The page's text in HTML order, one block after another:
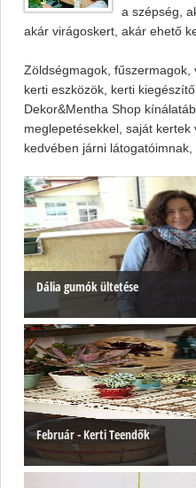
a szépség,
akár virágoskert, akár ehető
Zöldségmagok, fűszermagok,
kerti eszközök, kerti
Dekor&Mentha Shop
meglepetésekkel, saját
kedvében járni
Dália gumók ültetése
Február - Kerti Teendők